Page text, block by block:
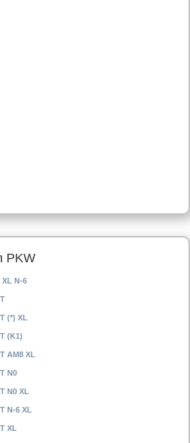
PKW
XL N-6
(*) XL
(K1)
AM8 XL
N0
N0 XL
N-6 XL
XL